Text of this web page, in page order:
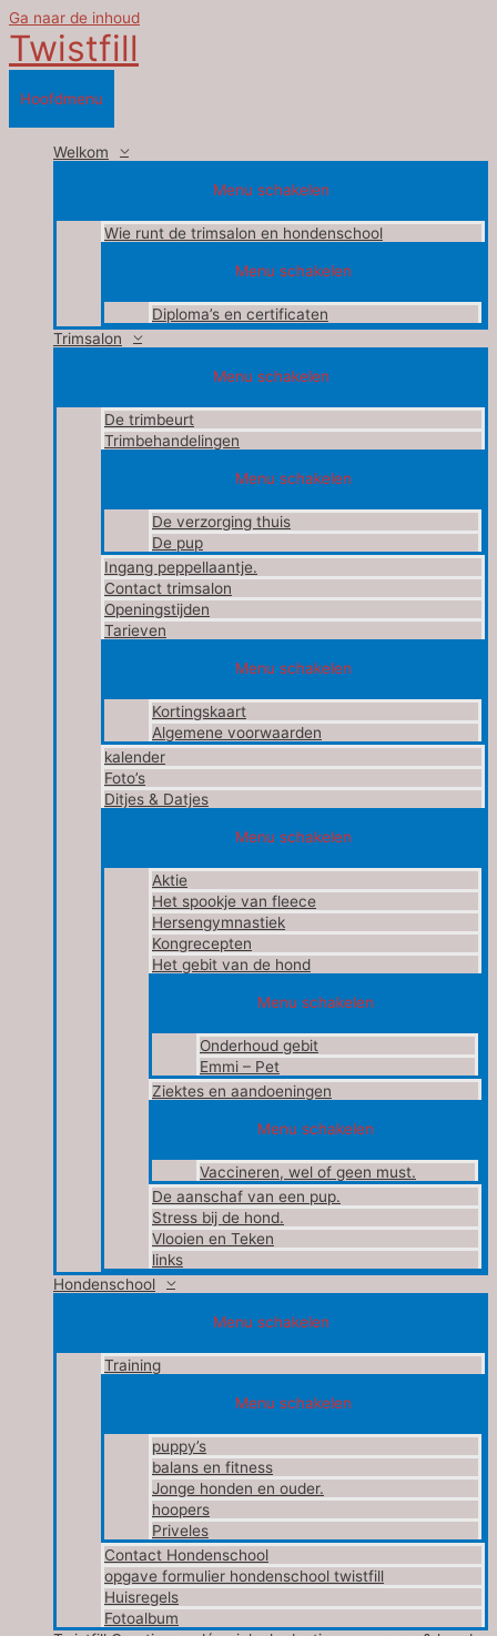
Ga naar de inhoud
Twistfill
Hoofdmenu
Welkom
Menu schakelen
Wie runt de trimsalon en hondenschool
Menu schakelen
Diploma’s en certificaten
Trimsalon
Menu schakelen
De trimbeurt
Trimbehandelingen
Menu schakelen
De verzorging thuis
De pup
Ingang peppellaantje.
Contact trimsalon
Openingstijden
Tarieven
Menu schakelen
Kortingskaart
Algemene voorwaarden
kalender
Foto’s
Ditjes & Datjes
Menu schakelen
Aktie
Het spookje van fleece
Hersengymnastiek
Kongrecepten
Het gebit van de hond
Menu schakelen
Onderhoud gebit
Emmi – Pet
Ziektes en aandoeningen
Menu schakelen
Vaccineren, wel of geen must.
De aanschaf van een pup.
Stress bij de hond.
Vlooien en Teken
links
Hondenschool
Menu schakelen
Training
Menu schakelen
puppy’s
balans en fitness
Jonge honden en ouder.
hoopers
Priveles
Contact Hondenschool
opgave formulier hondenschool twistfill
Huisregels
Fotoalbum